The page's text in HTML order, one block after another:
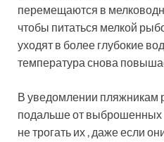
перемещаются в
чтобы питаться мелкой
уходят в более глубокие
температура снова
В уведомлении пляжникам
подальше от выброшенных
не трогать их , даже если